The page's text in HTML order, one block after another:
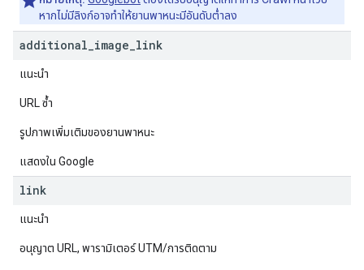
หากไม่มีลิงก์อาจทำให้ยานพาหนะมีอันดับต่ำลง
additional image link
แนะนำ
URL ซ้ำ
รูปภาพเพิ่มเติมของยานพาหนะ
แสดงใน Google
link
แนะนำ
อนุญาต URL, พารามิเตอร์ UTM/การติดตาม